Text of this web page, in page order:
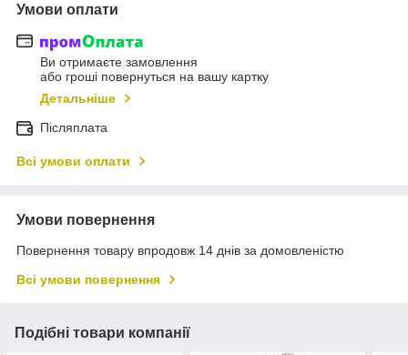
Умови оплати
Ви отримаєте замовлення
або гроші повернуться на вашу картку
Детальніше
Післяплата
Всі умови оплати
Умови повернення
Повернення товару впродовж 14 днів за домовленістю
Всі умови повернення
Подібні товари компанії